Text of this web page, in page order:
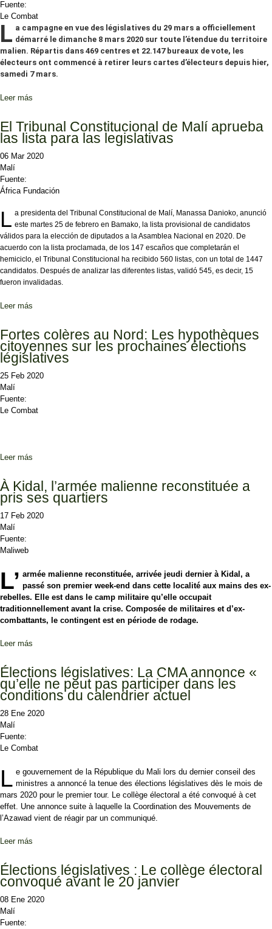
Fuente:
Le Combat
L a campagne en vue des législatives du 29 mars a officiellement
démarré le dimanche 8 mars 2020 sur toute l’étendue du territoire
malien. Répartis dans 469 centres et 22.147 bureaux de vote, les
électeurs ont commencé à retirer leurs cartes d’électeurs depuis hier,
samedi 7 mars.
Leer más
El Tribunal Constitucional de Malí aprueba
las lista para las legislativas
06 Mar 2020
Malí
Fuente:
África Fundación
L a presidenta del Tribunal Constitucional de Malí, Manassa Danioko, anunció
este martes 25 de febrero en Bamako, la lista provisional de candidatos
válidos para la elección de diputados a la Asamblea Nacional en 2020. De
acuerdo con la lista proclamada, de los 147 escaños que completarán el
hemiciclo, el Tribunal Constitucional ha recibido 560 listas, con un total de 1447
candidatos. Después de analizar las diferentes listas, validó 545, es decir, 15
fueron invalidadas.
Leer más
Fortes colères au Nord: Les hypothèques
citoyennes sur les prochaines élections
législatives
25 Feb 2020
Malí
Fuente:
Le Combat
Leer más
À Kidal, l’armée malienne reconstituée a
pris ses quartiers
17 Feb 2020
Malí
Fuente:
Maliweb
L’ armée malienne reconstituée, arrivée jeudi dernier à Kidal, a
passé son premier week-end dans cette localité aux mains des ex-
rebelles. Elle est dans le camp militaire qu’elle occupait
traditionnellement avant la crise. Composée de militaires et d’ex-
combattants, le contingent est en période de rodage.
Leer más
Élections législatives: La CMA annonce «
qu’elle ne peut pas participer dans les
conditions du calendrier actuel
28 Ene 2020
Malí
Fuente:
Le Combat
L e gouvernement de la République du Mali lors du dernier conseil des
ministres a annoncé la tenue des élections législatives dès le mois de
mars 2020 pour le premier tour. Le collège électoral a été convoqué à cet
effet. Une annonce suite à laquelle la Coordination des Mouvements de
l’Azawad vient de réagir par un communiqué.
Leer más
Élections législatives : Le collège électoral
convoqué avant le 20 janvier
08 Ene 2020
Malí
Fuente: